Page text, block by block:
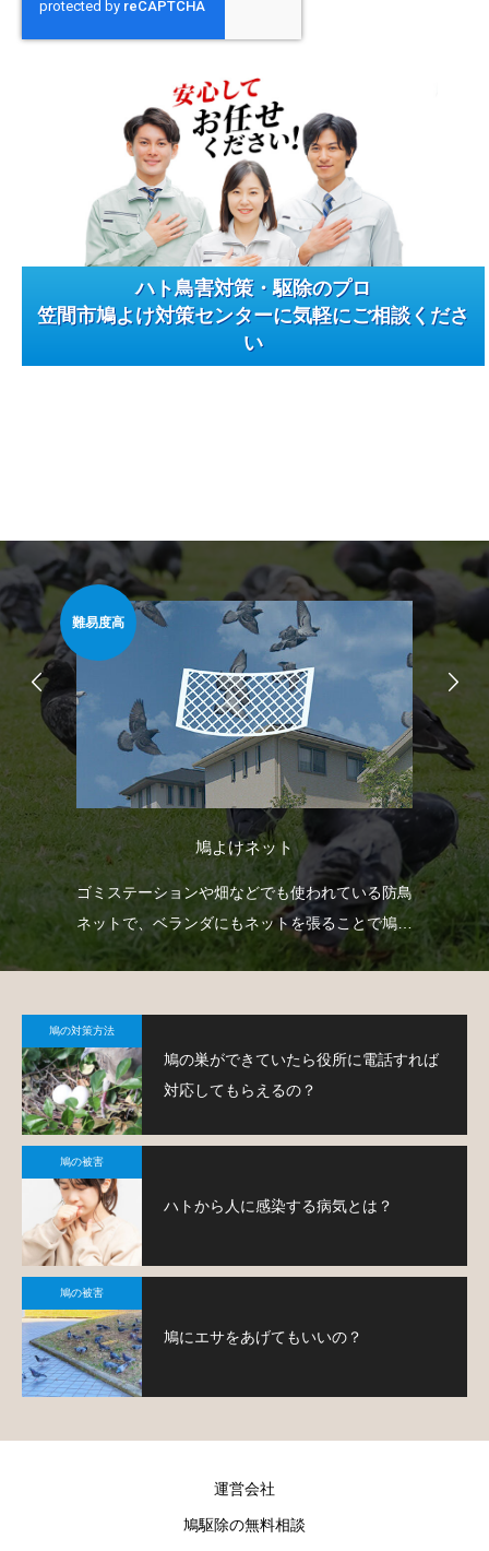
ハト鳥害対策・駆除のプロ
笠間市鳩よけ対策センターに気軽にご相談くださ
い
難易度高
鳩よけネット
ゴミステーションや畑などでも使われている防鳥
ネットで、ベランダにもネットを張ることで鳩対
策が可能です。
鳩の対策方法
鳩の巣ができていたら役所に電話すれば
対応してもらえるの？
鳩の被害
ハトから人に感染する病気とは？
鳩の被害
鳩にエサをあげてもいいの？
運営会社
鳩駆除の無料相談